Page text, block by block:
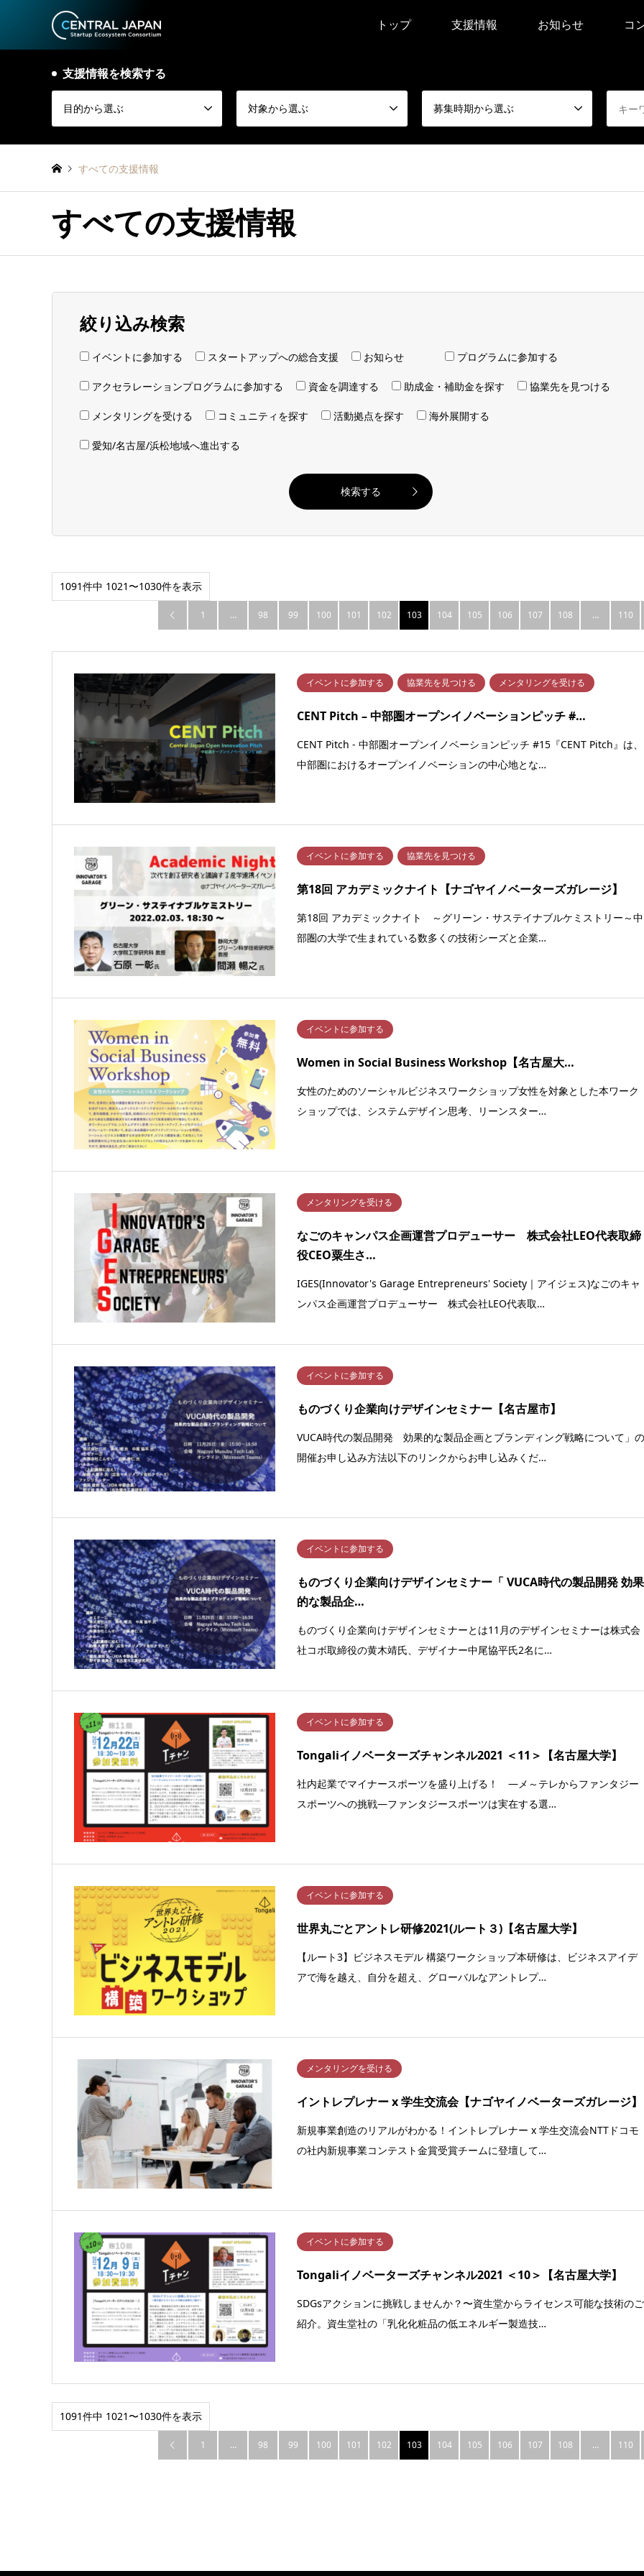
トップ 支援情報 お知らせ コ
支援情報を検索する
目的から選ぶ 対象から選ぶ 募集時期から選ぶ
すべての支援情報
すべての支援情報
絞り込み検索
イベントに参加する スタートアップへの総合支援 お知らせ プログラムに参加する
アクセラレーションプログラムに参加する 資金を調達する 助成金・補助金を探す 協業先を見つける
メンタリングを受ける コミュニティを探す 活動拠点を探す 海外展開する
愛知/名古屋/浜松地域へ進出する
1091件中 1021〜1030件を表示
 1 … 98 99 100 101 102 103 104 105 106 107 108 … 110
イベントに参加する 協業先を見つける メンタリングを受ける
CENT Pitch – 中部圏オープンイノベーションピッチ #…
CENT Pitch - 中部圏オープンイノベーションピッチ #15『CENT Pitch』は、
中部圏におけるオープンイノベーションの中心地とな…
イベントに参加する 協業先を見つける
第18回 アカデミックナイト【ナゴヤイノベーターズガレージ】
第18回 アカデミックナイト ～グリーン・サステイナブルケミストリー～中
部圏の大学で生まれている数多くの技術シーズと企業…
イベントに参加する
Women in Social Business Workshop【名古屋大…
女性のためのソーシャルビジネスワークショップ女性を対象とした本ワーク
ショップでは、システムデザイン思考、リーンスター…
メンタリングを受ける
なごのキャンパス企画運営プロデューサー 株式会社LEO代表取締
役CEO粟生さ…
IGES(Innovator's Garage Entrepreneurs' Society｜アイジェス)なごのキャ
ンパス企画運営プロデューサー 株式会社LEO代表取…
イベントに参加する
ものづくり企業向けデザインセミナー【名古屋市】
VUCA時代の製品開発 効果的な製品企画とブランディング戦略について」
開催お申し込み方法以下のリンクからお申し込みくだ…
イベントに参加する
ものづくり企業向けデザインセミナー「 VUCA時代の製品開発 効果
的な製品企…
ものづくり企業向けデザインセミナーとは11月のデザインセミナーは株式会
社コボ取締役の黄木靖氏、デザイナー中尾協平氏2名に…
イベントに参加する
Tongaliイノベーターズチャンネル2021 ＜11＞【名古屋大学】
社内起業でマイナースポーツを盛り上げる！ ―メ～テレからファンタジー
スポーツへの挑戦―ファンタジースポーツは実在する選…
イベントに参加する
世界丸ごとアントレ研修2021(ルート３)【名古屋大学】
【ルート3】ビジネスモデル 構築ワークショップ本研修は、ビジネスアイデ
アで海を越え、自分を超え、グローバルなアントレプ…
メンタリングを受ける
イントレプレナー x 学生交流会【ナゴヤイノベーターズガレージ】
新規事業創造のリアルがわかる！イントレプレナー x 学生交流会NTTドコモ
の社内新規事業コンテスト金賞受賞チームに登壇して…
イベントに参加する
Tongaliイノベーターズチャンネル2021 ＜10＞【名古屋大学】
SDGsアクションに挑戦しませんか？〜資生堂からライセンス可能な技術のご
紹介。資生堂社の「乳化化粧品の低エネルギー製造技…
1091件中 1021〜1030件を表示
 1 … 98 99 100 101 102 103 104 105 106 107 108 … 110